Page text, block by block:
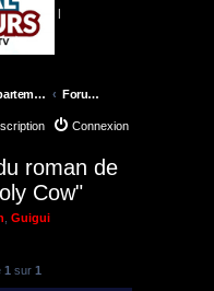
|
Appartement 42 Forum DuchovnyLand
Connexion
roman de
Cow"
Guigui
1 sur 1